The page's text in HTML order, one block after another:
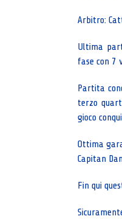
Arbitro:
Ultima
fase con 7
Partita
terzo
gioco
Ottima
Capitan
Fin qui